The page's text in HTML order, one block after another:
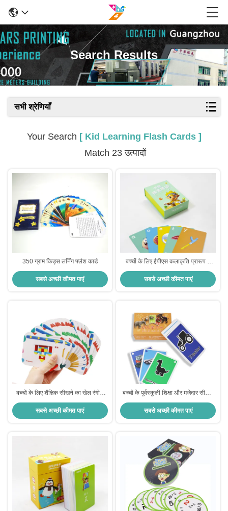
Search Results
सभी श्रेणियाँ
Your Search [ Kid Learning Flash Cards ]
Match 23 उत्पादों
350 ग्राम किड्स लर्निंग फ्लैश कार्ड
सबसे अच्छी कीमत पाएं
बच्चों के लिए ईपीएस कलाकृति प्रारूप में
अरबी और चीनी कस्टम मुद्रित फ्लैश कार्ड
सीखना
सबसे अच्छी कीमत पाएं
बच्चों के लिए शैक्षिक सीखने का खेल रंगीन
ग्राफिक्स के साथ कस्टम मुद्रित फ्लैश कार्ड
सबसे अच्छी कीमत पाएं
बच्चों के पूर्वस्कूली शिक्षा और मजेदार सीखने
के लिए कस्टम लोगो डिजाइन बोलने वाले
फ्लैश कार्ड
सबसे अच्छी कीमत पाएं